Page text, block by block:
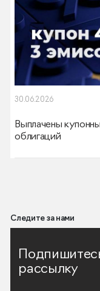
30.06.2026
Выплачены
облигаций
Следите за нами
рассылку